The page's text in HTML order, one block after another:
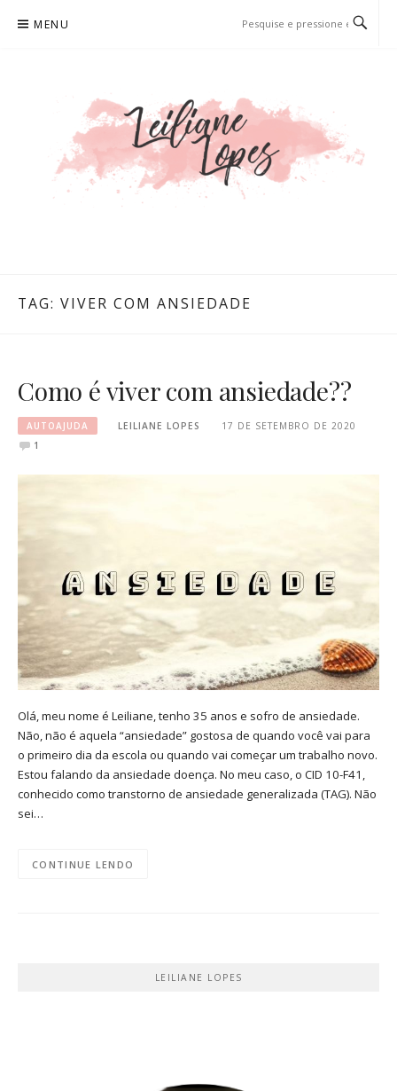
para
MENU
TAG: VIVER COM ANSIEDADE
Como é viver com ansiedade??
AUTOAJUDA LEILIANE LOPES
17 DE SETEMBRO DE 2020
1
Olá, meu nome é Leiliane, tenho 35 anos e sofro de ansiedade.
Não, não é aquela “ansiedade” gostosa de quando você vai para
o primeiro dia da escola ou quando vai começar um trabalho novo.
Estou falando da ansiedade doença. No meu caso, o CID 10-F41,
conhecido como transtorno de ansiedade generalizada (TAG). Não
sei…
CONTINUE LENDO
LEILIANE LOPES